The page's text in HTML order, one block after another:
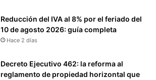
Reducción del IVA al 8% por el feriado del
10 de agosto 2026: guía completa
Hace 2 días
Decreto Ejecutivo 462: la reforma al
reglamento de propiedad horizontal que